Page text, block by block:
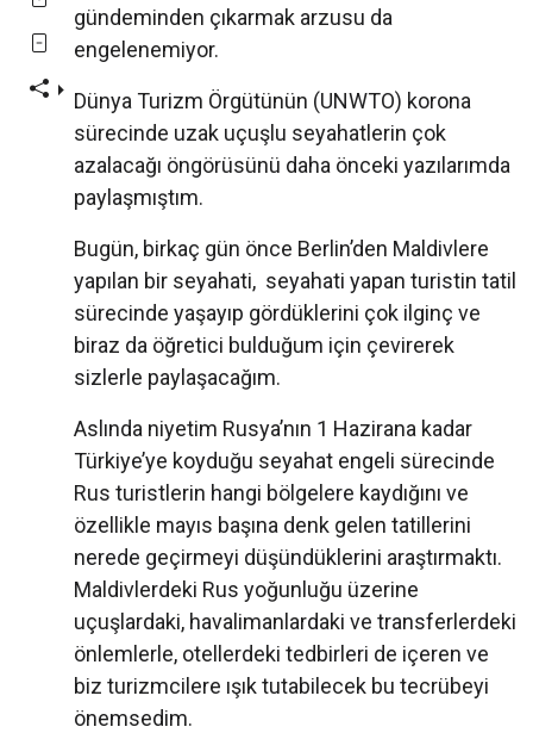
gündeminden çıkarmak arzusu da
engelenemiyor.
Dünya Turizm Örgütünün (UNWTO) korona
sürecinde uzak uçuşlu seyahatlerin çok
azalacağı öngörüsünü daha önceki yazılarımda
paylaşmıştım.
Bugün, birkaç gün önce Berlin’den Maldivlere
yapılan bir seyahati, seyahati yapan turistin tatil
sürecinde yaşayıp gördüklerini çok ilginç ve
biraz da öğretici bulduğum için çevirerek
sizlerle paylaşacağım.
Aslında niyetim Rusya’nın 1 Hazirana kadar
Türkiye’ye koyduğu seyahat engeli sürecinde
Rus turistlerin hangi bölgelere kaydığını ve
özellikle mayıs başına denk gelen tatillerini
nerede geçirmeyi düşündüklerini araştırmaktı.
Maldivlerdeki Rus yoğunluğu üzerine
uçuşlardaki, havalimanlardaki ve transferlerdeki
önlemlerle, otellerdeki tedbirleri de içeren ve
biz turizmcilere ışık tutabilecek bu tecrübeyi
önemsedim.